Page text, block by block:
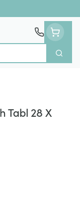
Zoek
Tabl 28 X